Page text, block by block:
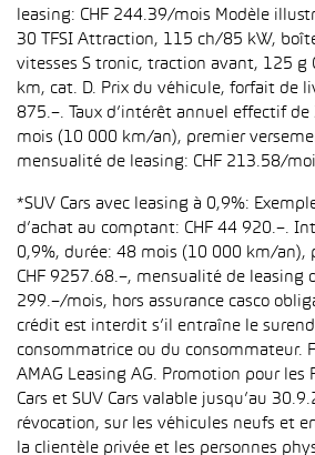
leasing: CHF 244.39/mois Modèle
30 TFSI Attraction, 115 ch/85 kW,
vitesses S tronic, traction avant, 125 g
km, cat. D. Prix du véhicule, forfait de
875.–. Taux d’intérêt annuel effectif
mois (10 000 km/an), premier
mensualité de leasing: CHF 213.58/
*SUV Cars avec leasing à 0,9%:
d’achat au comptant: CHF 44 920.–.
0,9%, durée: 48 mois (10 000 km/an),
CHF 9257.68.–, mensualité de leasing
299.–/mois, hors assurance casco
crédit est interdit s’il entraîne le
consommatrice ou du consommateur.
AMAG Leasing AG. Promotion pour les
Cars et SUV Cars valable jusqu’au
révocation, sur les véhicules neufs et
la clientèle privée et les personnes